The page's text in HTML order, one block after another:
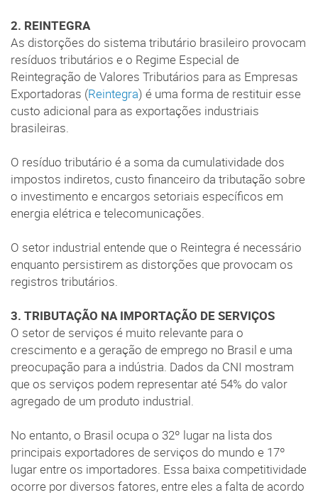
2. REINTEGRA
As distorções do sistema tributário brasileiro provocam
resíduos tributários e o Regime Especial de
Reintegração de Valores Tributários para as Empresas
Exportadoras (Reintegra) é uma forma de restituir esse
custo adicional para as exportações industriais
brasileiras.
O resíduo tributário é a soma da cumulatividade dos
impostos indiretos, custo financeiro da tributação sobre
o investimento e encargos setoriais específicos em
energia elétrica e telecomunicações.
O setor industrial entende que o Reintegra é necessário
enquanto persistirem as distorções que provocam os
registros tributários.
3. TRIBUTAÇÃO NA IMPORTAÇÃO DE SERVIÇOS
O setor de serviços é muito relevante para o
crescimento e a geração de emprego no Brasil e uma
preocupação para a indústria. Dados da CNI mostram
que os serviços podem representar até 54% do valor
agregado de um produto industrial.
No entanto, o Brasil ocupa o 32º lugar na lista dos
principais exportadores de serviços do mundo e 17º
lugar entre os importadores. Essa baixa competitividade
ocorre por diversos fatores, entre eles a falta de acordo